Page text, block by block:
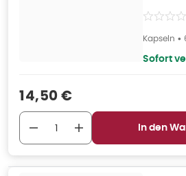
Kapseln •
Sofort
Verkaufspreis
14,50 €
In den